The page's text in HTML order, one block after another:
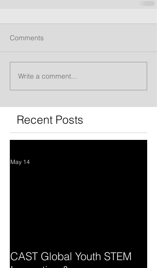
Comments
Write a comment...
Recent Posts
CAST Global Youth STEM
May 14